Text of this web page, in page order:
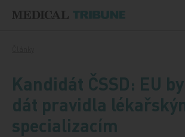
Kandidát ČSSD: EU
dát pravidla
specializacím